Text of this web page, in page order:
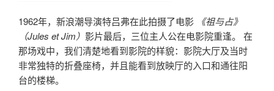
1962年，新浪潮导演特吕弗在此拍摄了电影
《祖与占》
（Jules et Jim） 影片最后，三位主人公在电影院重逢。 在
那场戏中，我们清楚地看到影院的样貌：影院大厅及当时
非常独特的折叠座椅，并且能看到放映厅的入口和通往阳
台的楼梯。